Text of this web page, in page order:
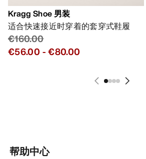
Kragg Shoe 男装
适合快速接近时穿着的套穿式鞋履
€160.00
€56.00 -€80.00
帮助中心